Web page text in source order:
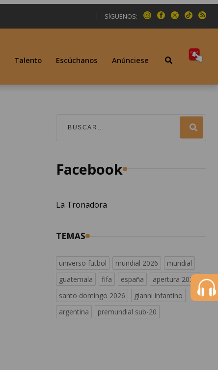
SÍGUENOS:
Talento Escúchanos Anúnciese
Facebook
La Tronadora
TEMAS
universo futbol mundial 2026
mundial
guatemala
fifa españa
apertura 2026
santo domingo 2026
gianni infantino
argentina
premundial sub-20